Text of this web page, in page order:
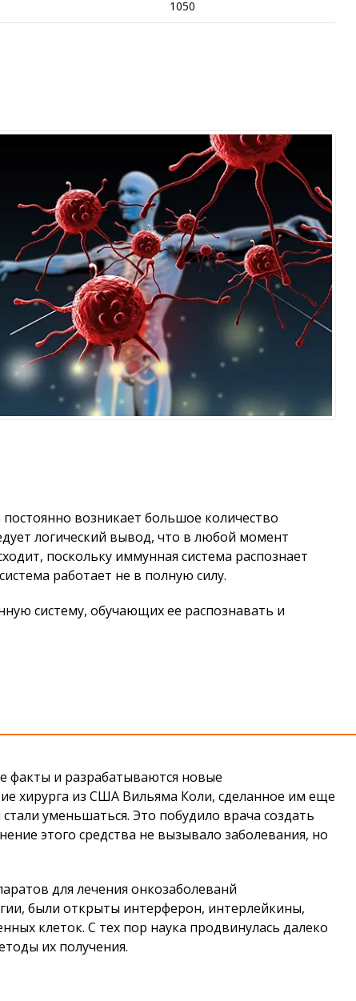
1050
возникает большое количество
логический вывод, что в любой момент
поскольку иммунная система распознает
работает не в полную силу.
систему, обучающих ее распознавать и
факты и разрабатываются новые
хирурга из США Вильяма Коли, сделанное им еще
уменьшаться. Это побудило врача создать
этого средства не вызывало заболевания, но
для лечения онкозаболеванй
были открыты интерферон, интерлейкины,
клеток. С тех пор наука продвинулась далеко
их получения.